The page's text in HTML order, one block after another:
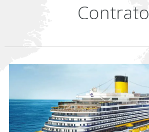
Contrato